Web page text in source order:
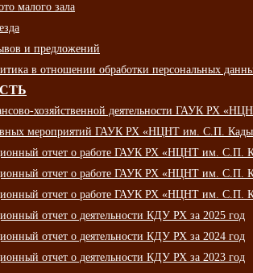
малого зала
и предложений
в отношении обработки персональных
хозяйственной деятельности ГАУК РХ
мероприятий ГАУК РХ «НЦНТ им. С.П.
отчет о работе ГАУК РХ «НЦНТ им. С.П.
отчет о работе ГАУК РХ «НЦНТ им. С.П.
отчет о работе ГАУК РХ «НЦНТ им. С.П.
отчет о деятельности КДУ РХ за 2025 год
отчет о деятельности КДУ РХ за 2024 год
отчет о деятельности КДУ РХ за 2023 год